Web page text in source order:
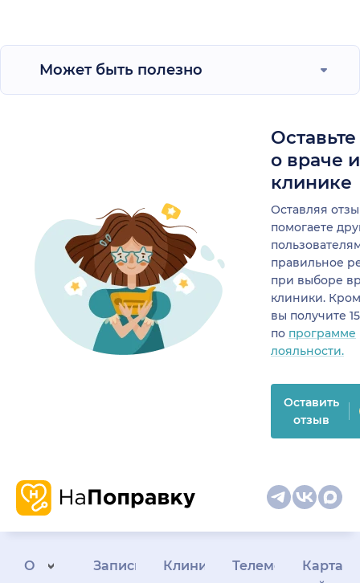
Может быть полезно
о враче
клинике
Оставляя
помогаете
правильное
при выборе
клиники.
вы получите
по программе
лояльности.
Оставить
отзыв
О
Запись
КлиникамТелемедицина
Карта